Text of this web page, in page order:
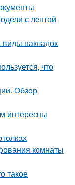
с лентой
виды накладок
что
Обзор
интересны
комнаты
такое